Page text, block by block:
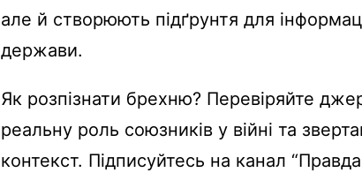
але й створюють підґрунтя для
держави.
Як розпізнати брехню? Перевіряйте
реальну роль союзників у війні та
контекст. Підписуйтесь на канал